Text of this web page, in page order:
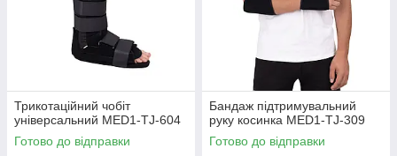
Трикотаційний чобіт
універсальний MED1-TJ-604
Готово до відправки
Бандаж підтримувальний
руку косинка MED1-TJ-309
Готово до відправки